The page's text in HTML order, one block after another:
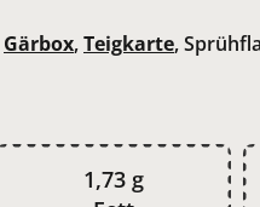
Gärbox,Teigkarte,
1,73 g